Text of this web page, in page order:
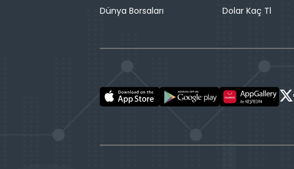
Dünya Borsaları
Dolar Kaç Tl